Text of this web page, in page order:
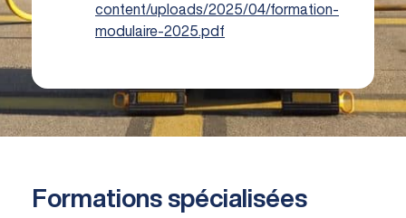
content/uploads/2025/04/formation-
modulaire-2025.pdf
Formations spécialisées